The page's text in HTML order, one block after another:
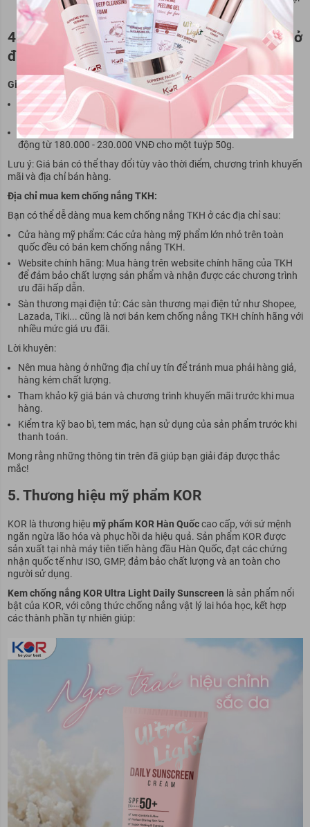
hoặc ra mồ hôi nhiều.
4. Kem chống nắng TKH giá bao nhiêu? Bán ở
đâu?
Giá kem chống nắng TKH:
Kem chống nắng Premium Sun TKH Anti UV: Giá dao động từ
150.000 - 200.000 VNĐ cho một tuýp 50g.
Kem chống nắng Tone Up Whitening TKH SPF 50 PA+++: Giá dao
động từ 180.000 - 230.000 VNĐ cho một tuýp 50g.
Lưu ý: Giá bán có thể thay đổi tùy vào thời điểm, chương trình khuyến
mãi và địa chỉ bán hàng.
Địa chỉ mua kem chống nắng TKH:
Bạn có thể dễ dàng mua kem chống nắng TKH ở các địa chỉ sau:
Cửa hàng mỹ phẩm: Các cửa hàng mỹ phẩm lớn nhỏ trên toàn
quốc đều có bán kem chống nắng TKH.
Website chính hãng: Mua hàng trên website chính hãng của TKH
để đảm bảo chất lượng sản phẩm và nhận được các chương trình
ưu đãi hấp dẫn.
Sàn thương mại điện tử: Các sàn thương mại điện tử như Shopee,
Lazada, Tiki... cũng là nơi bán kem chống nắng TKH chính hãng với
nhiều mức giá ưu đãi.
Lời khuyên:
Nên mua hàng ở những địa chỉ uy tín để tránh mua phải hàng giả,
hàng kém chất lượng.
Tham khảo kỹ giá bán và chương trình khuyến mãi trước khi mua
hàng.
Kiểm tra kỹ bao bì, tem mác, hạn sử dụng của sản phẩm trước khi
thanh toán.
Mong rằng những thông tin trên đã giúp bạn giải đáp được thắc
mắc!
5. Thương hiệu mỹ phẩm KOR
KOR là thương hiệu mỹ phẩm KOR Hàn Quốccao cấp, với sứ mệnh
ngăn ngừa lão hóa và phục hồi da hiệu quả. Sản phẩm KOR được
sản xuất tại nhà máy tiên tiến hàng đầu Hàn Quốc, đạt các chứng
nhận quốc tế như ISO, GMP, đảm bảo chất lượng và an toàn cho
người sử dụng.
Kem chống nắng KOR Ultra Light Daily Sunscreen là sản phẩm nổi
bật của KOR, với công thức chống nắng vật lý lai hóa học, kết hợp
các thành phần tự nhiên giúp: